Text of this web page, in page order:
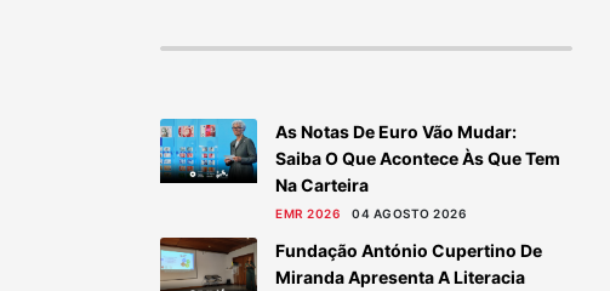
As Notas De Euro Vão Mudar:
Saiba O Que Acontece Às Que Tem
Na Carteira
EMR 2026 04 AGOSTO 2026
Fundação António Cupertino De
Miranda Apresenta A Literacia